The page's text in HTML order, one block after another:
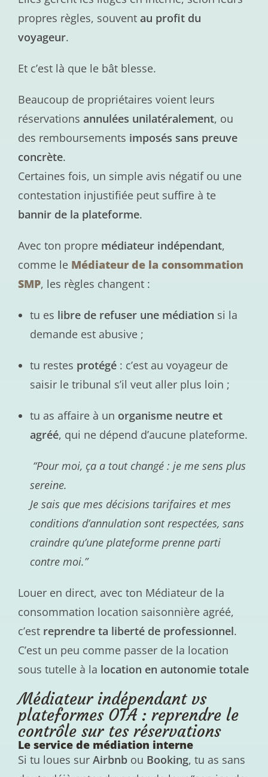
propres règles, souvent au profit du
voyageur.
Et c’est là que le bât blesse.
Beaucoup de propriétaires voient leurs
réservations annulées unilatéralement, ou
des remboursements imposés sans preuve
concrète.
Certaines fois, un simple avis négatif ou une
contestation injustifiée peut suffire à te
bannir de la plateforme.
Avec ton propre médiateur indépendant,
comme le Médiateur de la consommation
SMP, les règles changent :
tu es libre de refuser une médiation si la
demande est abusive ;
tu restes protégé : c’est au voyageur de
saisir le tribunal s’il veut aller plus loin ;
tu as affaire à un organisme neutre et
agréé, qui ne dépend d’aucune plateforme.
“Pour moi, ça a tout changé : je me sens plus
sereine.
Je sais que mes décisions tarifaires et mes
conditions d’annulation sont respectées, sans
craindre qu’une plateforme prenne parti
contre moi.”
Louer en direct, avec ton Médiateur de la
consommation location saisonnière agréé,
c’est reprendre ta liberté de professionnel.
C’est un peu comme passer de la location
sous tutelle à la location en autonomie totale
Médiateur indépendant vs
plateformes OTA : reprendre le
contrôle sur tes réservations
Le service de médiation interne
Si tu loues sur Airbnb ou Booking, tu as sans